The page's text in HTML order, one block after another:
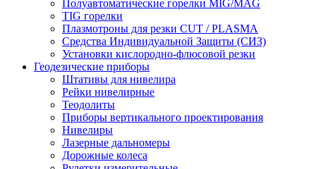
Полуавтоматические горелки MIG/MAG
TIG горелки
Плазмотроны для резки CUT / PLASMA
Средства Индивидуальной Защиты (СИЗ)
Установки кислородно-флюсовой резки
Геодезические приборы
Штативы для нивелира
Рейки нивелирные
Теодолиты
Приборы вертикального проектирования
Нивелиры
Лазерные дальномеры
Дорожные колеса